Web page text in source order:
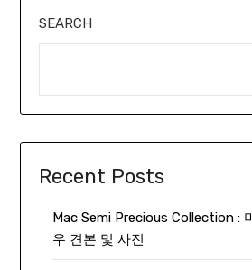
SEARCH
Recent Posts
Mac Semi Precious Collection :
우 견본 및 사진